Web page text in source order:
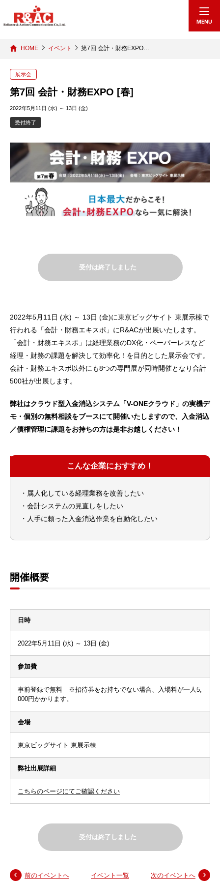
MENU
HOME イベント 第7回 会計・財務EXPO…
展示会
第7回 会計・財務EXPO [春]
2022年5月11日 (水) ～ 13日 (金)
受付終了
受付は終了しました
2022年5月11日 (水) ～ 13日 (金)に東京ビッグサイト 東展示棟で
行われる「会計・財務エキスポ」にR&ACが出展いたします。
「会計・財務エキスポ」は経理業務のDX化・ペーパーレスなど
経理・財務の課題を解決して効率化！を目的とした展示会です。
会計・財務エキスポ以外にも8つの専門展が同時開催となり合計
500社が出展します。
弊社はクラウド型入金消込システム「V-ONEクラウド」の実機デ
モ・個別の無料相談をブースにて開催いたしますので、入金消込
／債権管理に課題をお持ちの方は是非お越しください！
こんな企業におすすめ！
・属人化している経理業務を改善したい
・会計システムの見直しをしたい
・人手に頼った入金消込作業を自動化したい
開催概要
日時
2022年5月11日 (水) ～ 13日 (金)
参加費
事前登録で無料 ※招待券をお持ちでない場合、入場料が一人5,
000円かかります。
会場
東京ビッグサイト 東展示棟
弊社出展詳細
こちらのページにてご確認ください
受付は終了しました
前のイベントへ イベント一覧 次のイベントへ